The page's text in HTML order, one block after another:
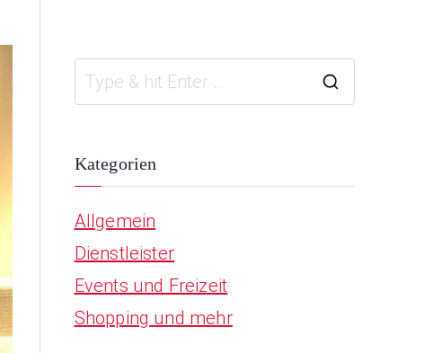
r
Kategorien
Allgemein
Dienstleister
Events und Freizeit
Shopping und mehr